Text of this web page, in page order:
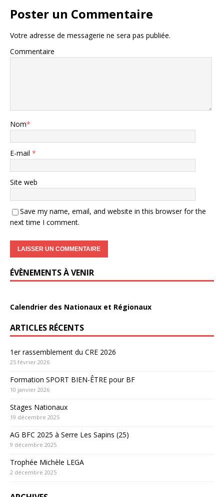
Poster un Commentaire
Votre adresse de messagerie ne sera pas publiée.
Commentaire
Nom*
E-mail *
Site web
Save my name, email, and website in this browser for the
next time I comment.
ÉVÈNEMENTS À VENIR
Calendrier des Nationaux et Régionaux
ARTICLES RÉCENTS
1er rassemblement du CRE 2026
25 février 2026
Formation SPORT BIEN-ÊTRE pour BF
10 janvier 2026
Stages Nationaux
19 décembre 2025
AG BFC 2025 à Serre Les Sapins (25)
9 décembre 2025
Trophée Michèle LEGA
2 décembre 2025